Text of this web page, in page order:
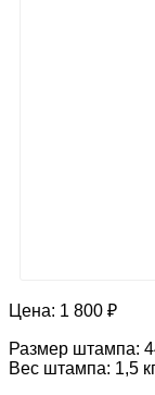
Цена: 1 800 ₽
Размер штампа:
Вес штампа: 1,5